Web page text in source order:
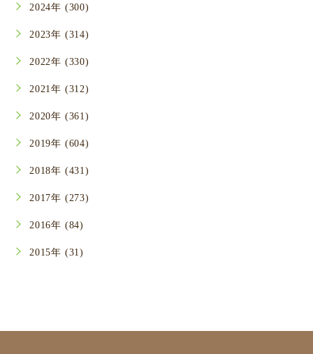
2024年 (300)
2023年 (314)
2022年 (330)
2021年 (312)
2020年 (361)
2019年 (604)
2018年 (431)
2017年 (273)
2016年 (84)
2015年 (31)